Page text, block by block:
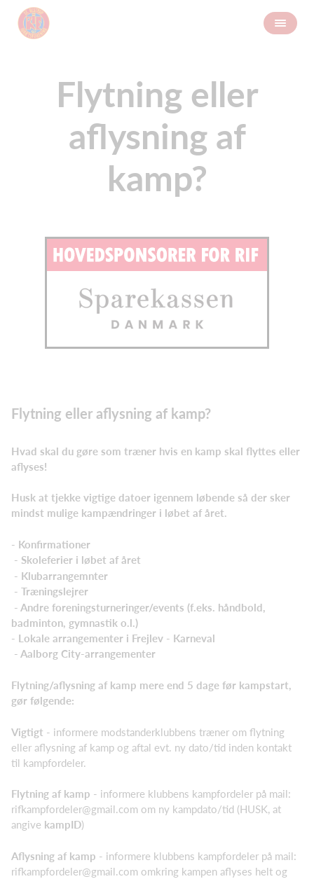
Flytning eller
aflysning af
kamp?
Flytning eller aflysning af kamp?
Hvad skal du gøre som træner hvis en kamp skal flyttes eller
aflyses!
Husk at tjekke vigtige datoer igennem løbende så der sker
mindst mulige kampændringer i løbet af året.
- Konfirmationer
- Skoleferier i løbet af året
- Klubarrangemnter
- Træningslejrer
- Andre foreningsturneringer/events (f.eks. håndbold,
badminton, gymnastik o.l.)
- Lokale arrangementer i Frejlev - Karneval
- Aalborg City-arrangementer
Flytning/aflysning af kamp mere end 5 dage før kampstart,
gør følgende:
Vigtigt - informere modstanderklubbens træner om flytning
eller aflysning af kamp og aftal evt. ny dato/tid inden kontakt
til kampfordeler.
Flytning af kamp - informere klubbens kampfordeler på mail:
rifkampfordeler@gmail.com om ny kampdato/tid (HUSK, at
angive kampID)
Aflysning af kamp - informere klubbens kampfordeler på mail:
rifkampfordeler@gmail.com omkring kampen aflyses helt og